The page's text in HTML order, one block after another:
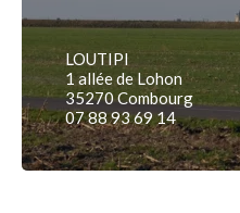
LOUTIPI
1 allée de Lohon
35270 Combourg
07 88 93 69 14